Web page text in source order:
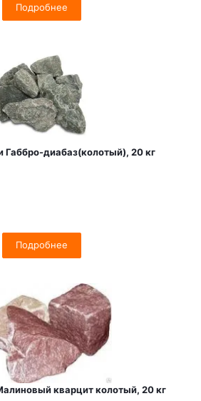
Подробнее
Габбро-диабаз(колотый), 20 кг
Подробнее
кварцит колотый, 20 кг